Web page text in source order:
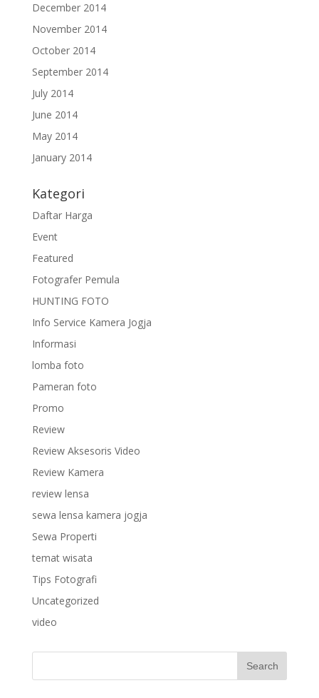
December 2014
November 2014
October 2014
September 2014
July 2014
June 2014
May 2014
January 2014
Kategori
Daftar Harga
Event
Featured
Fotografer Pemula
HUNTING FOTO
Info Service Kamera Jogja
Informasi
lomba foto
Pameran foto
Promo
Review
Review Aksesoris Video
Review Kamera
review lensa
sewa lensa kamera jogja
Sewa Properti
temat wisata
Tips Fotografi
Uncategorized
video